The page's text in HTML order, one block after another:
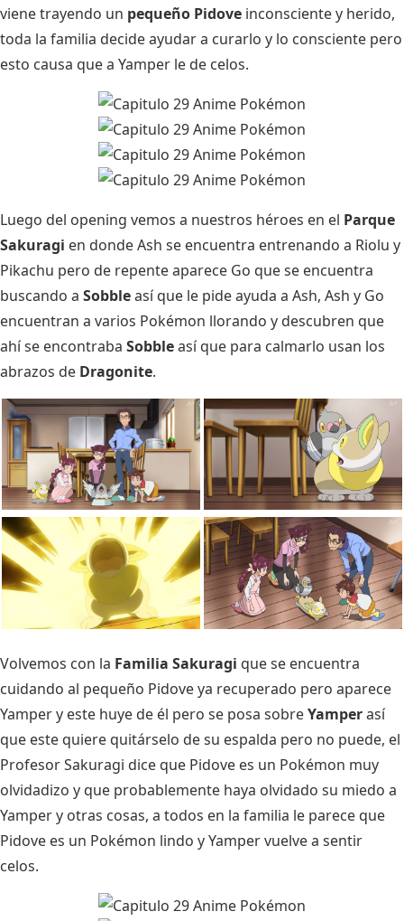
viene trayendo un pequeño Pidove inconsciente y herido,
toda la familia decide ayudar a curarlo y lo consciente pero
esto causa que a Yamper le de celos.
Luego del opening vemos a nuestros héroes en el Parque
Sakuragi en donde Ash se encuentra entrenando a Riolu y
Pikachu pero de repente aparece Go que se encuentra
buscando a Sobbleasí que le pide ayuda a Ash, Ash y Go
encuentran a varios Pokémon llorando y descubren que
ahí se encontraba Sobbleasí que para calmarlo usan los
abrazos de Dragonite.
Volvemos con la Familia Sakuragi que se encuentra
cuidando al pequeño Pidove ya recuperado pero aparece
Yamper y este huye de él pero se posa sobreYamperasí
que este quiere quitárselo de su espalda pero no puede, el
Profesor Sakuragi dice que Pidove es un Pokémon muy
olvidadizo y que probablemente haya olvidado su miedo a
Yamper y otras cosas, a todos en la familia le parece que
Pidove es un Pokémon lindo y Yamper vuelve a sentir
celos.